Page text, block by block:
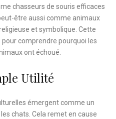
chasseurs de souris efficaces
être aussi comme animaux
et symbolique. Cette
comprendre pourquoi les
ont échoué.
Utilité
émergent comme un
chats. Cela remet en cause